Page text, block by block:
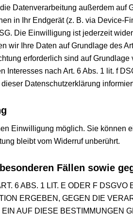
Datenverarbeitung außerdem auf
in Ihr Endgerät (z. B. via Device-
Die Einwilligung ist jederzeit
wir Ihre Daten auf Grundlage des
erforderlich sind auf Grundlage
nach Art. 6 Abs. 1 lit. f
Datenschutzerklärung
Einwilligung möglich. Sie können
bleibt vom Widerruf unberührt.
Fällen sowie
6 ABS. 1 LIT. E ODER F
ERGEBEN, GEGEN DIE
AUF DIESE BESTIMMUNGEN